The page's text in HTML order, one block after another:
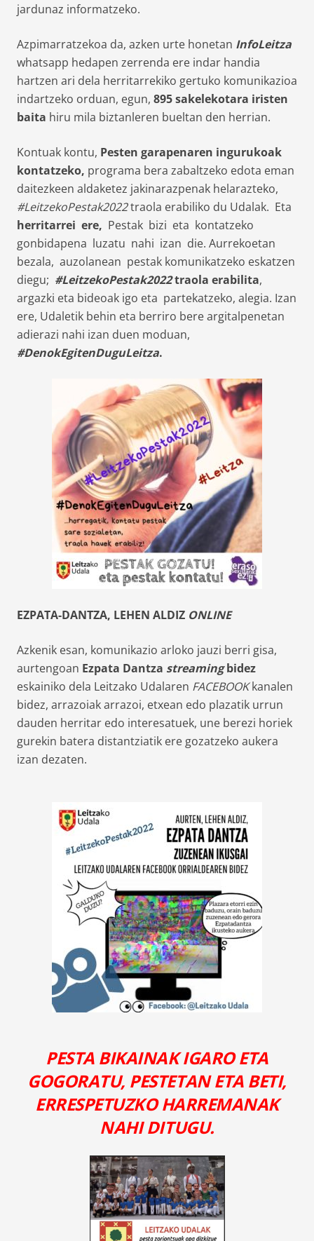
jardunaz informatzeko.
Azpimarratzekoa da, azken urte honetan InfoLeitza
whatsapp hedapen zerrenda ere indar handia
hartzen ari dela herritarrekiko gertuko komunikazioa
indartzeko orduan, egun, 895 sakelekotara iristen
baita hiru mila biztanleren bueltan den herrian.
Kontuak kontu, Pesten garapenaren ingurukoak
kontatzeko, programa bera zabaltzeko edota eman
daitezkeen aldaketez jakinarazpenak helarazteko,
#LeitzekoPestak2022traola erabiliko du Udalak. Eta
herritarrei ere, Pestak bizi eta kontatzeko
gonbidapena luzatu nahi izan die. Aurrekoetan
bezala, auzolanean pestak komunikatzeko eskatzen
diegu; #LeitzekoPestak2022traola erabilita,
argazki eta bideoak igo eta partekatzeko, alegia. Izan
ere, Udaletik behin eta berriro bere argitalpenetan
adierazi nahi izan duen moduan,
#DenokEgitenDuguLeitza.
EZPATA-DANTZA, LEHEN ALDIZ ONLINE
Azkenik esan, komunikazio arloko jauzi berri gisa,
aurtengoan Ezpata Dantza streamingbidez
eskainiko dela Leitzako Udalaren FACEBOOKkanalen
bidez, arrazoiak arrazoi, etxean edo plazatik urrun
dauden herritar edo interesatuek, une berezi horiek
gurekin batera distantziatik ere gozatzeko aukera
izan dezaten.
PESTA BIKAINAK IGARO ETA
GOGORATU, PESTETAN ETA BETI,
ERRESPETUZKO HARREMANAK
NAHI DITUGU.